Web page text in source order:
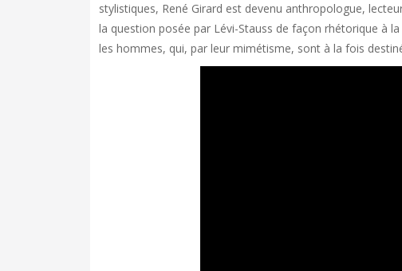
stylistiques, René Girard est devenu anthropologue,
la question posée par Lévi-Stauss de façon rhétorique à
les hommes, qui, par leur mimétisme, sont à la fois